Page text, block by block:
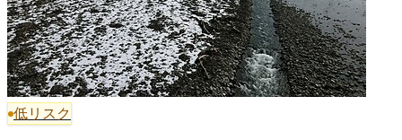
低リスク